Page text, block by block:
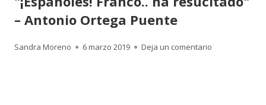
– Antonio Ortega Puente
Autor
Sandra Moreno
Publicado
6 marzo 2019 Deja un comentario